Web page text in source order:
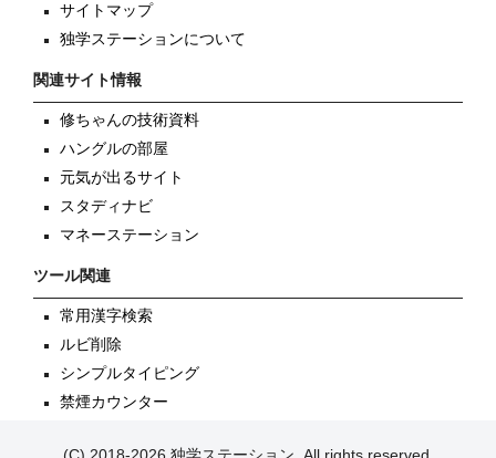
サイトマップ
独学ステーションについて
関連サイト情報
修ちゃんの技術資料
ハングルの部屋
元気が出るサイト
スタディナビ
マネーステーション
ツール関連
常用漢字検索
ルビ削除
シンプルタイピング
禁煙カウンター